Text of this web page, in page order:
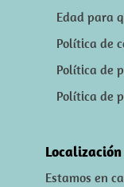
Edad para
Política de
Política de
Política de
Estamos en